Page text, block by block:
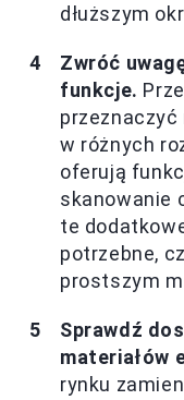
dłuższym
Zwróć
funkcje.
przeznaczyć
w różnych
oferują
skanowanie
te
potrzebne,
prostszym
Sprawdź
materiałów
rynku